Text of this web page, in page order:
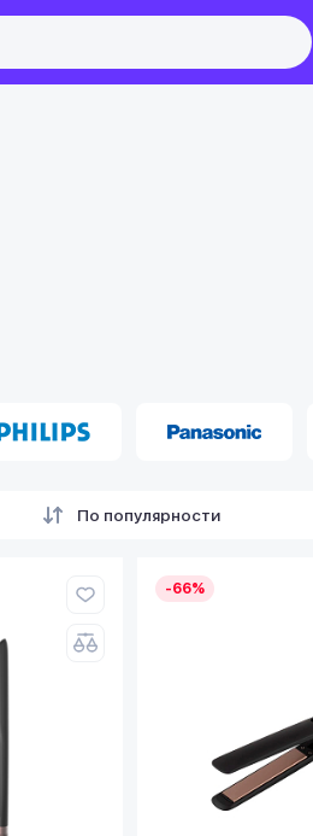
По популярности
-66%